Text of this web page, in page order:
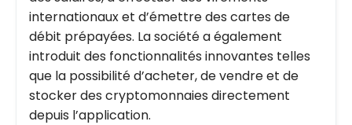
internationaux et d’émettre des cartes de
débit prépayées. La société a également
introduit des fonctionnalités innovantes telles
que la possibilité d’acheter, de vendre et de
stocker des cryptomonnaies directement
depuis l’application.